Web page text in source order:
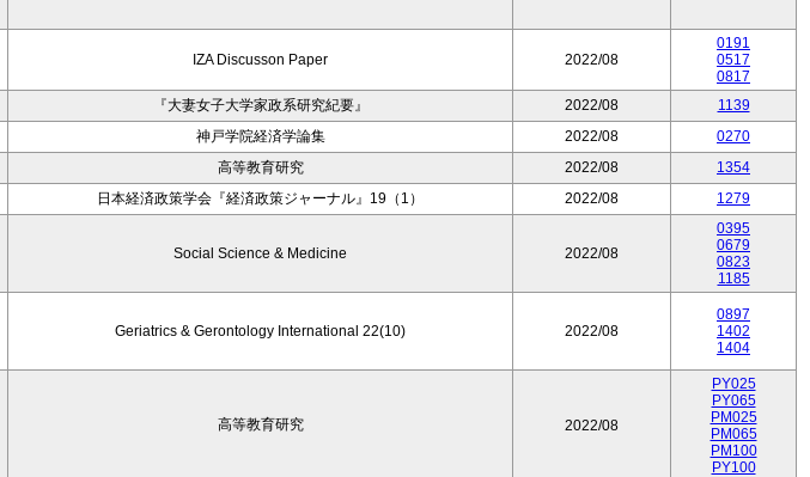
IZA Discusson Paper 2022/08
0191
0517
0817
『大妻女子大学家政系研究紀要』 2022/08
1139
神戸学院経済学論集 2022/08
0270
高等教育研究 2022/08
1354
日本経済政策学会『経済政策ジャーナル』19（1） 2022/08 1279
Social Science & Medicine 2022/08
0395
0679
0823
1185
Geriatrics & Gerontology International 22(10) 2022/08
0897
1402
1404
高等教育研究 2022/08
PY025
PY065
PM025
PM065
PM100
PY100